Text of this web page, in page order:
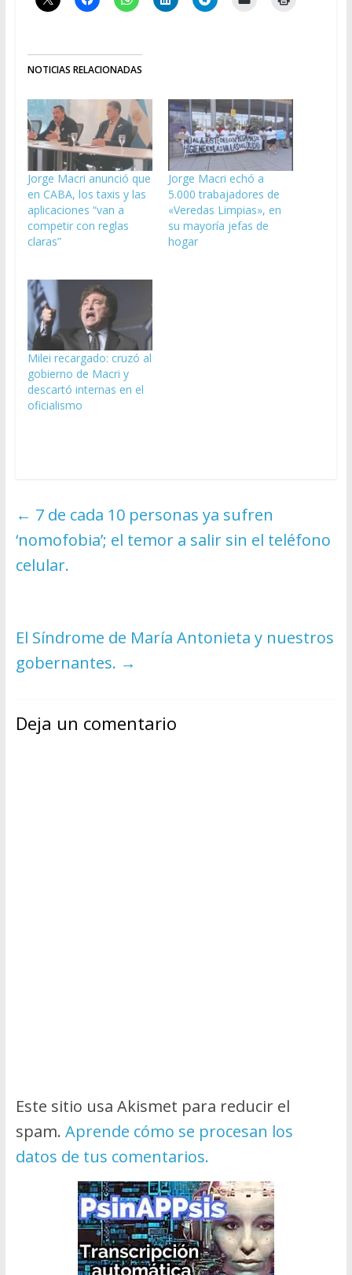
NOTICIAS RELACIONADAS
Jorge Macri anunció que
en CABA, los taxis y las
aplicaciones “van a
competir con reglas
claras”
Jorge Macri echó a
5.000 trabajadores de
«Veredas Limpias», en
su mayoría jefas de
hogar
Milei recargado: cruzó al
gobierno de Macri y
descartó internas en el
oficialismo
← 7 de cada 10 personas ya sufren
‘nomofobia’; el temor a salir sin el teléfono
celular.
El Síndrome de María Antonieta y nuestros
gobernantes. →
Deja un comentario
Este sitio usa Akismet para reducir el
spam. Aprende cómo se procesan los
datos de tus comentarios.